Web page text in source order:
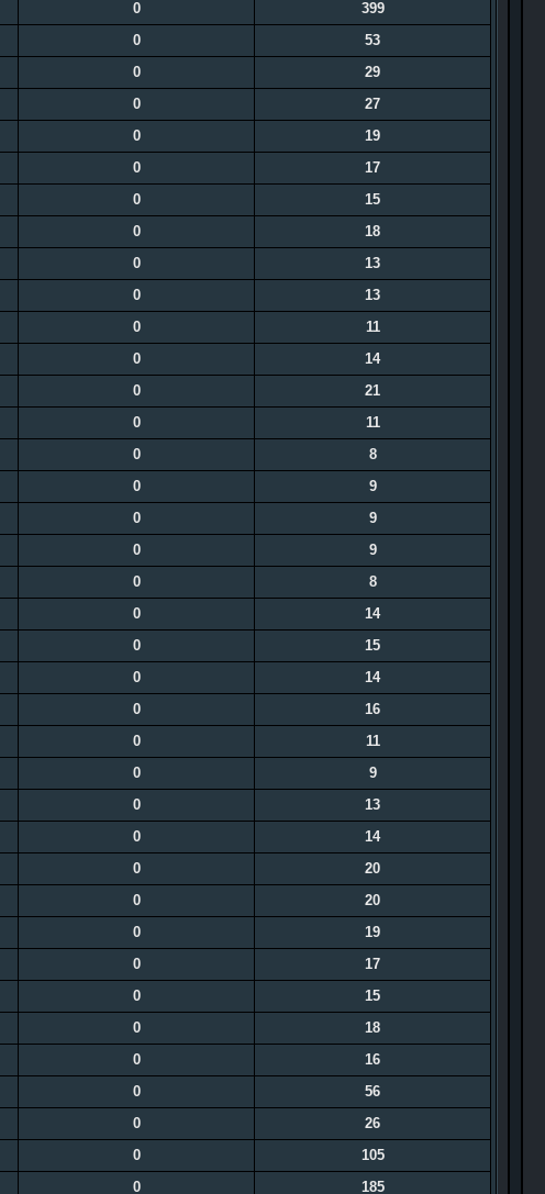
0 399
0 53
0 29
0 27
0 19
0 17
0 15
0 18
0 13
0 13
0 11
0 14
0 21
0 11
0 8
0 9
0 9
0 9
0 8
0 14
0 15
0 14
0 16
0 11
0 9
0 13
0 14
0 20
0 20
0 19
0 17
0 15
0 18
0 16
0 56
0 26
0 105
0 185